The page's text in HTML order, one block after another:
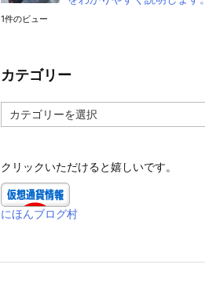
1件のビュー
カテゴリー
テ
ー
クリックいただけると嬉しいです。
にほんブログ村